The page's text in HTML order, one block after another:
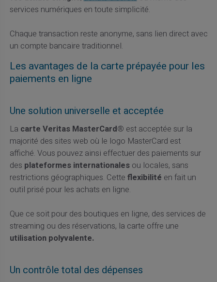
services numériques en toute simplicité.
Chaque transaction reste anonyme, sans lien direct avec
un compte bancaire traditionnel.
Les avantages de la carte prépayée pour les
paiements en ligne
Une solution universelle et acceptée
La carte Veritas MasterCard® est acceptée sur la
majorité des sites web où le logo MasterCard est
affiché. Vous pouvez ainsi effectuer des paiements sur
des plateformes internationalesou locales, sans
restrictions géographiques. Cette flexibilité en fait un
outil prisé pour les achats en ligne.
Que ce soit pour des boutiques en ligne, des services de
streaming ou des réservations, la carte offre une
utilisation polyvalente.
Un contrôle total des dépenses